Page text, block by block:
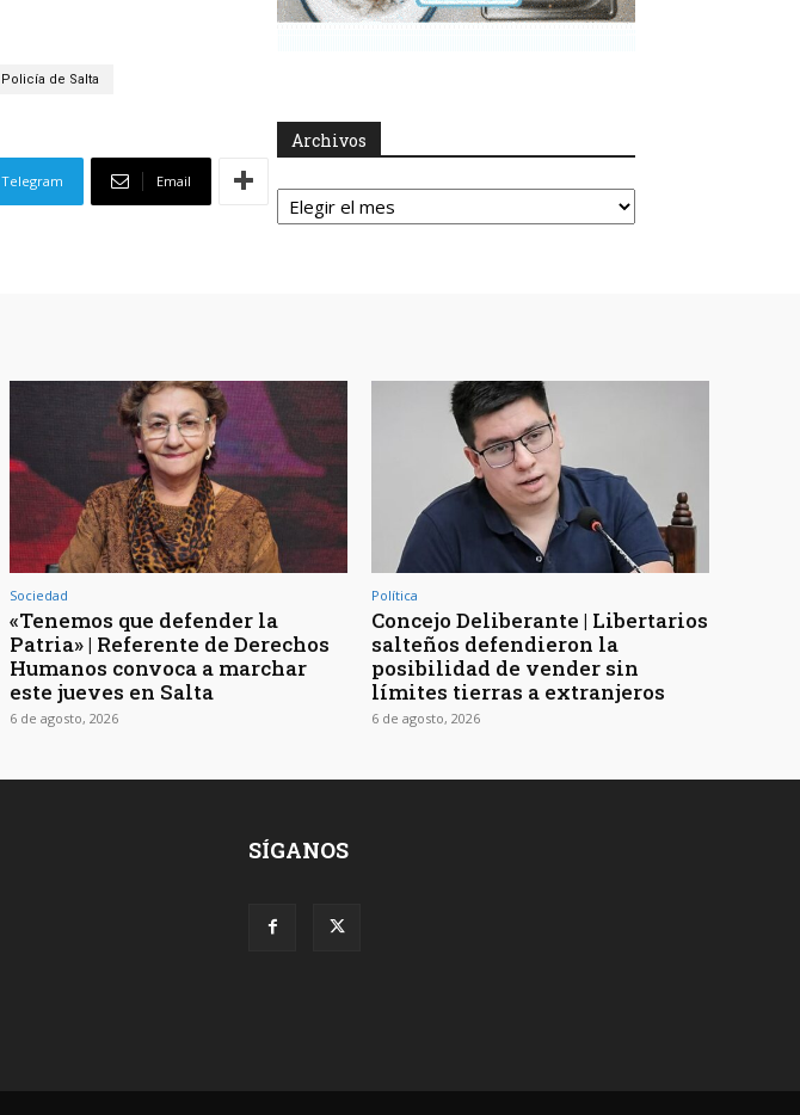
Policía de Salta
Telegram Email
Archivos
Archivos
Sociedad
«Tenemos que defender la
Patria» | Referente de Derechos
Humanos convoca a marchar
este jueves en Salta
6 de agosto, 2026
Política
Concejo Deliberante | Libertarios
salteños defendieron la
posibilidad de vender sin
límites tierras a extranjeros
6 de agosto, 2026
SÍGANOS